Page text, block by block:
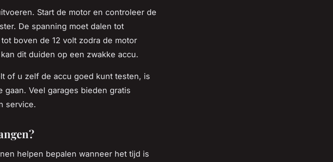
Start de motor en controleer de
De spanning moet dalen tot
boven de 12 volt zodra de motor
dit duiden op een zwakke accu.
of u zelf de accu goed kunt testen, is
gaan. Veel garages bieden gratis
service.
helpen bepalen wanneer het tijd is